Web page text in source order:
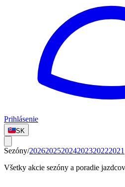
Prihlásenie
SK
Sezóny/202620252024202320222021
Všetky akcie sezóny a poradie